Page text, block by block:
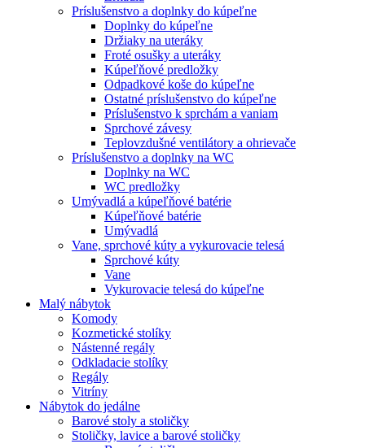
Príslušenstvo a doplnky do kúpeľne
Doplnky do kúpeľne
Držiaky na uteráky
Froté osušky a uteráky
Kúpeľňové predložky
Odpadkové koše do kúpeľne
Ostatné príslušenstvo do kúpeľne
Príslušenstvo k sprchám a vaniam
Sprchové závesy
Teplovzdušné ventilátory a ohrievače
Príslušenstvo a doplnky na WC
Doplnky na WC
WC predložky
Umývadlá a kúpeľňové batérie
Kúpeľňové batérie
Umývadlá
Vane, sprchové kúty a vykurovacie telesá
Sprchové kúty
Vane
Vykurovacie telesá do kúpeľne
Malý nábytok
Komody
Kozmetické stolíky
Nástenné regály
Odkladacie stolíky
Regály
Vitríny
Nábytok do jedálne
Barové stoly a stoličky
Stoličky, lavice a barové stoličky